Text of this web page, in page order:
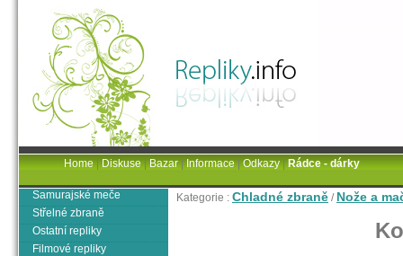
Kategorie : Chladné zbraně / Nože a
Samurajské meče
Střelné zbraně
Ostatní repliky
Filmové repliky
Home|Diskuse|Bazar|Informace|Odkazy|Rádce - dárky